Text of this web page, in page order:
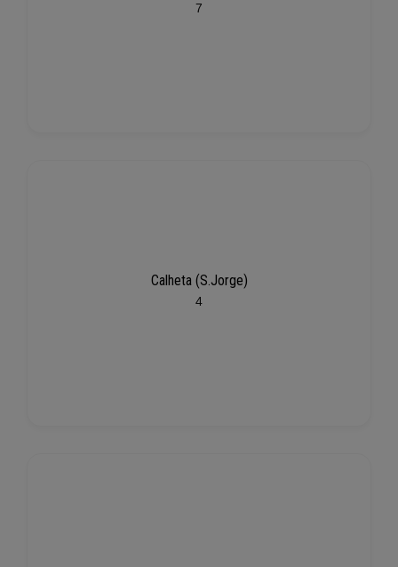
7
Calheta (S.Jorge)
4